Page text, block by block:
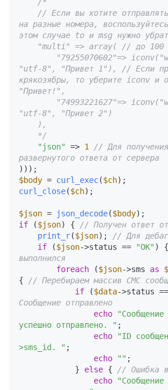
на разные номера,
этом случае to и msg нужно
"utf-8", "Привет 1"), // Если
крякозябры, то уберите iconv и
"Привет!",
"utf-8", "Привет 2")
    */
"json"
=> 1
// Для
развернутого ответа от сервера
$body = curl_exec($ch
curl_close($ch);
$json = json_decode($body
if ($json) {
// Получен ответ
print_r($json);
// Для
if ($json->status == "OK" ) {
выполнился
foreach ($json->sms as
{
// Перебираем массив СМС
if ($data->status ==
Сообщение отправлено
echo
успешно отправлено. " ;
echo
"ID
>sms_id. " ;
echo
"" ;
            }
else {
// Ошибка
echo